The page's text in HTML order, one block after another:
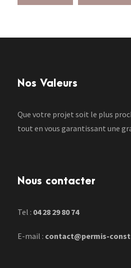
Nos Valeurs
Que votre projet soit le plus
tout en vous garantissant une
Nous contacter
Tel : 04 28 29 80 74
E-mail : contact@permis-